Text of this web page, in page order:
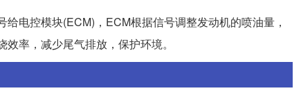
电控模块(ECM)，ECM根据信号调整发动机的喷油量，
率，减少尾气排放，保护环境。